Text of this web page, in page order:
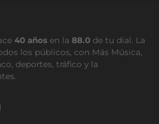
40 años en la 88.0 de tu dial. La
los públicos, con Más Música,
deportes, tráfico y la